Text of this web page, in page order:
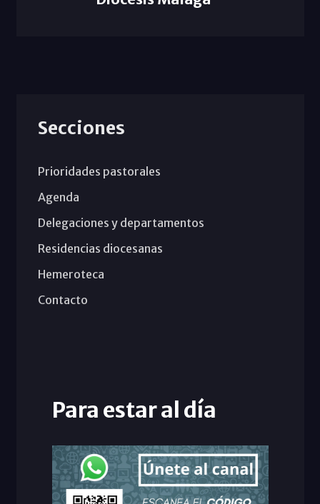
Secciones
Prioridades pastorales
Agenda
Delegaciones y departamentos
Residencias diocesanas
Hemeroteca
Contacto
Para estar al día